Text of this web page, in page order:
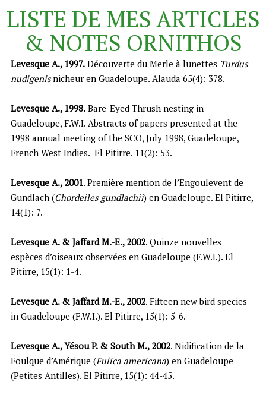
LISTE DE MES ARTICLES
& NOTES ORNITHOS
Levesque A., 1997. Découverte du Merle à lunettes Turdus
nudigenisnicheur en Guadeloupe. Alauda 65(4): 378.
Levesque A., 1998. Bare-Eyed Thrush nesting in
Guadeloupe, F.W.I. Abstracts of papers presented at the
1998 annual meeting of the SCO, July 1998, Guadeloupe,
French West Indies. El Pitirre. 11(2): 53.
Levesque A., 2001. Première mention de l’Engoulevent de
Gundlach (Chordeiles gundlachii) en Guadeloupe. El Pitirre,
14(1): 7.
Levesque A. & Jaffard M.-E., 2002. Quinze nouvelles
espèces d’oiseaux observées en Guadeloupe (F.W.I.). El
Pitirre, 15(1): 1-4.
Levesque A. & Jaffard M.-E., 2002. Fifteen new bird species
in Guadeloupe (F.W.I.). El Pitirre, 15(1): 5-6.
Levesque A., Yésou P. & South M., 2002. Nidification de la
Foulque d’Amérique (Fulica americana) en Guadeloupe
(Petites Antilles). El Pitirre, 15(1): 44-45.